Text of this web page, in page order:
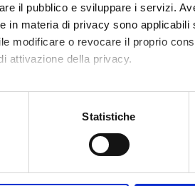
il pubblico e sviluppare i servizi.
materia di privacy sono applicabili
modificare o revocare il proprio
attivazione della privacy.
con un'approssimazione di
Statistiche
Condividi